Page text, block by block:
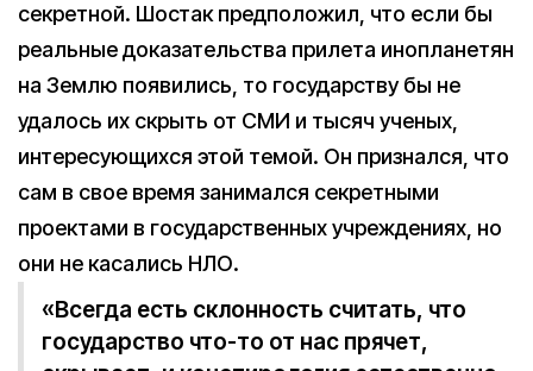
секретной. Шостак предположил, что если бы
реальные доказательства прилета инопланетян
на Землю появились, то государству бы не
удалось их скрыть от СМИ и тысяч ученых,
интересующихся этой темой. Он признался, что
сам в свое время занимался секретными
проектами в государственных учреждениях, но
они не касались НЛО.
«Всегда есть склонность считать, что
государство что-то от нас прячет,